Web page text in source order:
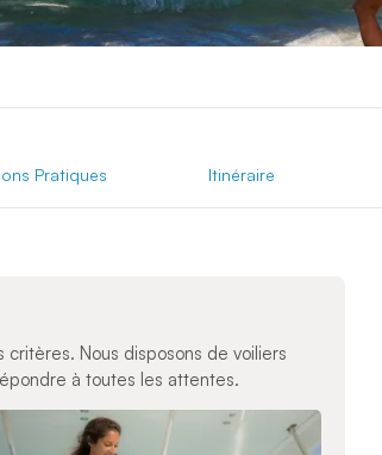
Pratiques Itinéraire
Nous disposons de voiliers
à toutes les attentes.